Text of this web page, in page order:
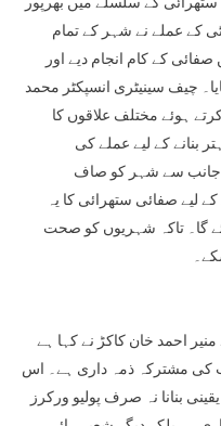
کے عملے نے شہر کے تمام
کے کام انجام دیے اور
چیف سینیٹری انسپکٹر محمد
ہوئے مختلف علاقوں کا
بنانے کے لیے عملے کی
جانب سے شہر کو صاف
لیے صفائی ستھرائی کا یہ
گا۔ تاکہ شہریوں کو صحت
منیر احمد خان کاکڑ نے کہا ہے
کی مشترکہ ذمہ داری ہے۔ اس
بنانا نہ صرف پولیو ورکرز